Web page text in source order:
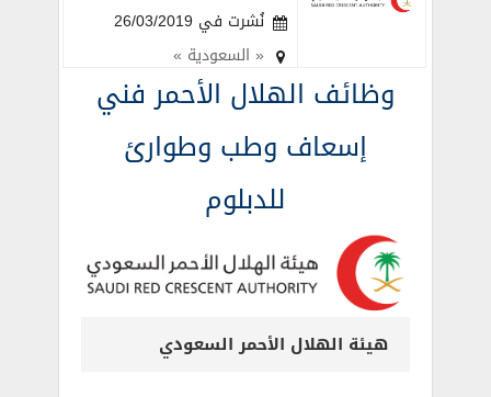
نُشرت في 26/03/2019
« السعودية »
وظائف الهلال الأحمر فني
إسعاف وطب وطوارئ
للدبلوم
هيئة الهلال الأحمر السعودي